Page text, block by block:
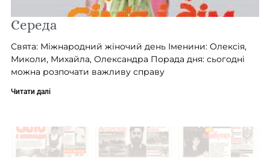
Середа
Свята: Міжнародний жіночий день Іменини: Олексія,
Миколи, Михайла, Олександра Порада дня: сьогодні
можна розпочати важливу справу
Читати далі